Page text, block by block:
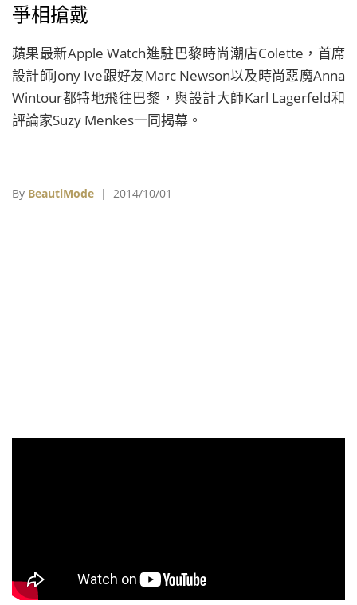
爭相搶戴
蘋果最新Apple Watch進駐巴黎時尚潮店Colette，首席
設計師Jony Ive跟好友Marc Newson以及時尚惡魔Anna
Wintour都特地飛往巴黎，與設計大師Karl Lagerfeld和
評論家Suzy Menkes一同揭幕。
By BeautiMode | 2014/10/01